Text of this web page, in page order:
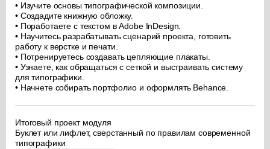
• Изучите основы типографической композиции.
• Создадите книжную обложку.
• Поработаете с текстом в Adobe InDesign.
• Научитесь разрабатывать сценарий проекта, готовить
работу к верстке и печати.
• Потренируетесь создавать цепляющие плакаты.
• Узнаете, как обращаться с сеткой и выстраивать систему
для типографики.
• Начнете собирать портфолио и оформлять Behance.
Итоговый проект модуля
Буклет или лифлет, сверстанный по правилам современной
типографики